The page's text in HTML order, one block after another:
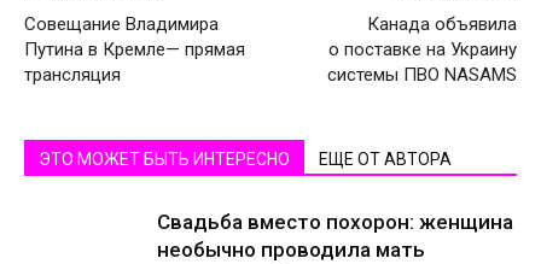
Совещание Владимира
Путина в Кремле— прямая
трансляция
Канада объявила
о поставке на Украину
системы ПВО NASAMS
ЭТО МОЖЕТ БЫТЬ ИНТЕРЕСНО ЕЩЕ ОТ АВТОРА
Свадьба вместо похорон: женщина
необычно проводила мать